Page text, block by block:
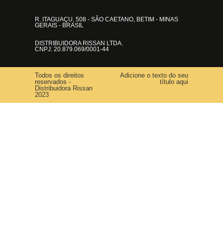
R. ITAGUAÇU, 508 - SÃO CAETANO, BETIM - MINAS
GERAIS - BRASIL
DISTRIBUIDORA RISSAN LTDA.
CNPJ: 20.879.069/0001-44
Todos os direitos
reservados -
Distribuidora Rissan
2023
Adicione o texto do seu
título aqui